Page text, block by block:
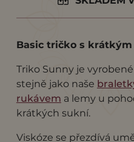
Basic tričko s
Triko Sunny je
stejně jako naše
rukávem a lemy u
krátkých sukní.
Viskóze se přezdívá